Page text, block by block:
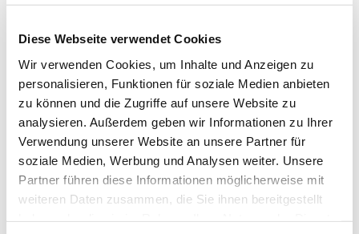
Diese Webseite verwendet Cookies
Wir verwenden Cookies, um Inhalte und Anzeigen zu
personalisieren, Funktionen für soziale Medien anbieten
zu können und die Zugriffe auf unsere Website zu
analysieren. Außerdem geben wir Informationen zu Ihrer
Verwendung unserer Website an unsere Partner für
soziale Medien, Werbung und Analysen weiter. Unsere
Partner führen diese Informationen möglicherweise mit
weiteren Daten zusammen, die Sie ihnen bereitgestellt
brauchen dazu nur Ihren
Personalausweis und, nach
Möglichkeit, Ihre Taufdaten und die
Austrittsbescheinigung vom
Amtsgericht.
Wenden Sie sich dazu bitte an eine
Gemeindepfarrerin oder einen
GemeindepfarrerIhrer Wahl.